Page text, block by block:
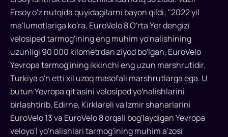
ko'rib
chiqildi
2023
yilgi
EuroVelo
Velosiped
turizmi
konferensiyasi
Ersoy o'z nutqida quyidagilarni bayon qildi: "2022 yil
ma'lumotlariga ko'ra, EuroVelo 8 O'rta Yer dengizi
velosiped tarmog'ining eng muhim yo'nalishining
uzunligi 90 000 kilometrdan ziyod bo'lgan, EuroVelo
Yevropa tarmog'ining ikkinchi eng uzun marshrutidir.
Turkiya o'n etti xil uzoq masofali marshrutlarga ega. U
butun Yevropa qit'asini velosiped yo'nalishlarini
birlashtirib, Edirne, Kirklareli va Izmir shaharlarini
EuroVelo 13 va EuroVelo 8 orqali bog'laydigan Yevropa
veloyo'l yo'nalishlari tarmog'ining muhim a'zosi